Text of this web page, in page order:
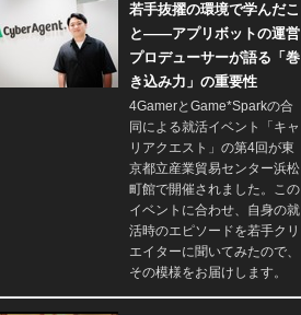
若手抜擢の環境で学んだこ
と――アプリボットの運営
プロデューサーが語る「巻
き込み力」の重要性
4GamerとGame*Sparkの合
同による就活イベント「キャ
リアクエスト」の第4回が東
京都立産業貿易センター浜松
町館で開催されました。この
イベントに合わせ、自身の就
活時のエピソードを若手クリ
エイターに聞いてみたので、
その模様をお届けします。